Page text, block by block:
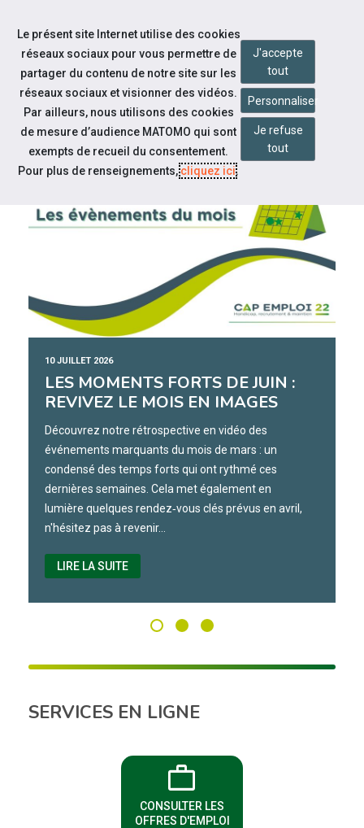
Aller au contenu
CAP EMPLOI 22
10 JUILLET 2026
LES MOMENTS FORTS DE JUIN :
REVIVEZ LE MOIS EN IMAGES
Découvrez notre rétrospective en vidéo des
événements marquants du mois de mars : un
condensé des temps forts qui ont rythmé ces
dernières semaines. Cela met également en
lumière quelques rendez‑vous clés prévus en avril,
n'hésitez pas à revenir…
LIRE LA SUITE
SERVICES EN LIGNE
work
CONSULTER LES
OFFRES D'EMPLOI
(NOUVELLE FENÊTRE)
Le présent site Internet utilise des cookies
réseaux sociaux pour vous permettre de
partager du contenu de notre site sur les
réseaux sociaux et visionner des vidéos.
Par ailleurs, nous utilisons des cookies
de mesure d’audience MATOMO qui sont
exempts de recueil du consentement.
Pour plus de renseignements,cliquez ici.
J'accepte
tout
Personnaliser
Je refuse
tout